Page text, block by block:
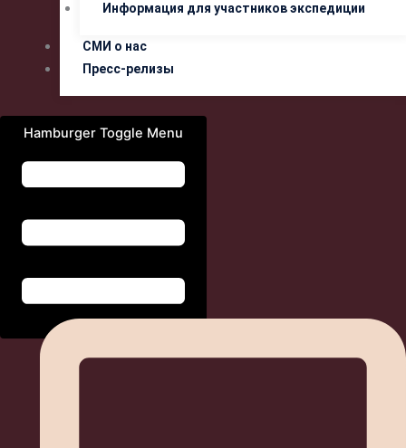
Информация для участников экспедиции
СМИ о нас
Пресс-релизы
Hamburger Toggle Menu